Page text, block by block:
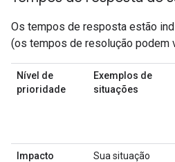
Os tempos de resposta estão
(os tempos de resolução podem
Nível de
prioridade
Exemplos de
situações
Impacto
Sua situação